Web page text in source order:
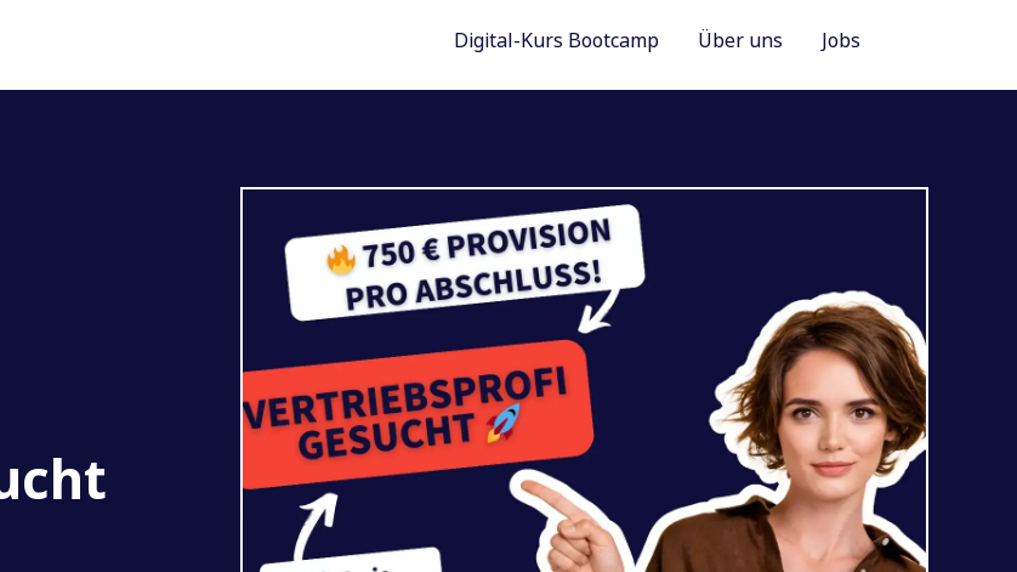
Digital-Kurs Bootcamp Über uns Jobs